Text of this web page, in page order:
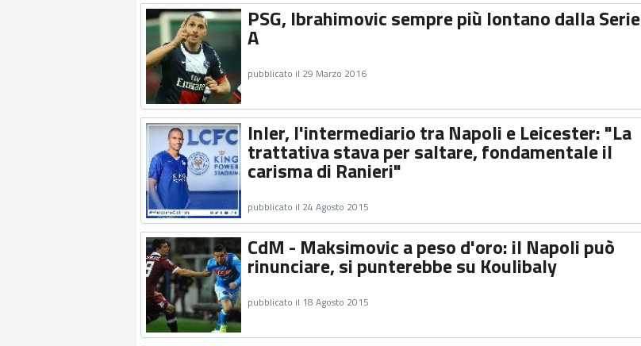
PSG, Ibrahimovic sempre più lontano dalla Serie
A
pubblicato il 29 Marzo 2016
Inler, l'intermediario tra Napoli e Leicester: "La
trattativa stava per saltare, fondamentale il
carisma di Ranieri"
pubblicato il 24 Agosto 2015
CdM - Maksimovic a peso d'oro: il Napoli può
rinunciare, si punterebbe su Koulibaly
pubblicato il 18 Agosto 2015